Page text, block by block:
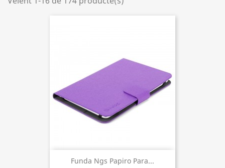
Funda Ngs Papiro Para...